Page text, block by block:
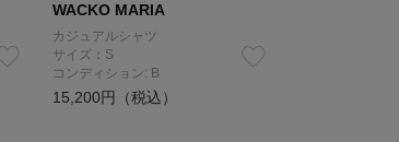
WACKO MARIA
カジュアルシャツ
サイズ：S
コンディション: B
15,200円（税込）